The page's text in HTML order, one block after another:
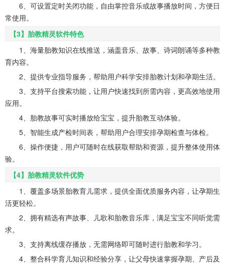
6、可设置定时关闭功能，自由掌控音乐或故事播放时间，方便日
常使用。
【3】胎教精灵软件特色
1、海量胎教知识在线推送，涵盖音乐、故事、诗词朗诵等多种教
育内容。
2、提供专业指导服务，帮助用户科学安排胎教计划和孕期生活。
3、支持平台搜索功能，让用户快速找到所需内容，更高效地使用
应用。
4、胎教故事可实时播放给宝宝，提升胎教互动体验。
5、智能生成产检时间表，帮助用户合理安排孕期检查与体检。
6、操作便捷，用户可随时在线获取帮助和资源，提升整体使用体
验。
【4】胎教精灵软件优势
1、覆盖多场景胎教育儿需求，提供全面优质服务内容，让孕期生
活更轻松。
2、拥有精选有声故事、儿歌和胎教音乐库，满足宝宝不同听觉需
求。
3、支持离线缓存播放，无需网络即可随时进行胎教和学习。
4、整合科学育儿知识和经验分享，让父母快速掌握孕期、产后及